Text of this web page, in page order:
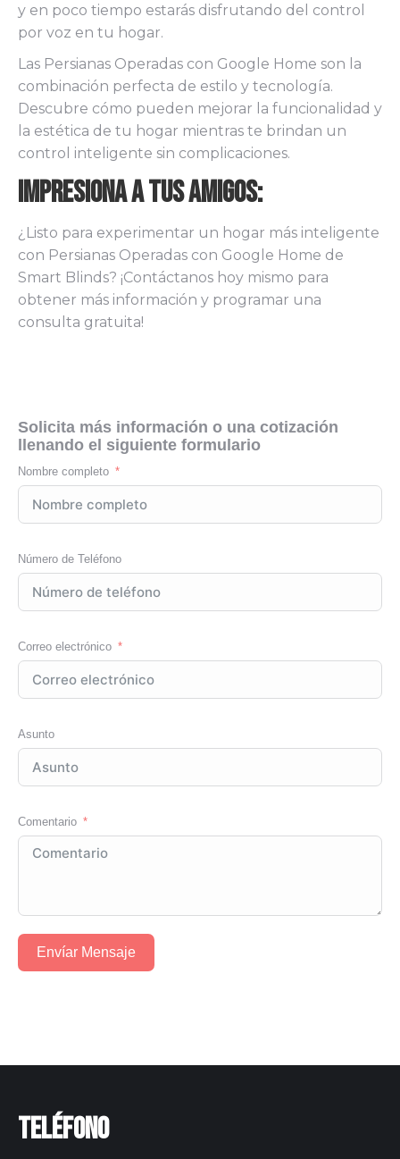
y en poco tiempo estarás disfrutando del control
por voz en tu hogar.
Las Persianas Operadas con Google Home son la
combinación perfecta de estilo y tecnología.
Descubre cómo pueden mejorar la funcionalidad y
la estética de tu hogar mientras te brindan un
control inteligente sin complicaciones.
Impresiona a tus Amigos:
¿Listo para experimentar un hogar más inteligente
con Persianas Operadas con Google Home de
Smart Blinds? ¡Contáctanos hoy mismo para
obtener más información y programar una
consulta gratuita!
Solicita más información o una cotización
llenando el siguiente formulario
Nombre completo
Número de Teléfono
Correo electrónico
Asunto
Comentario
Envíar Mensaje
Teléfono